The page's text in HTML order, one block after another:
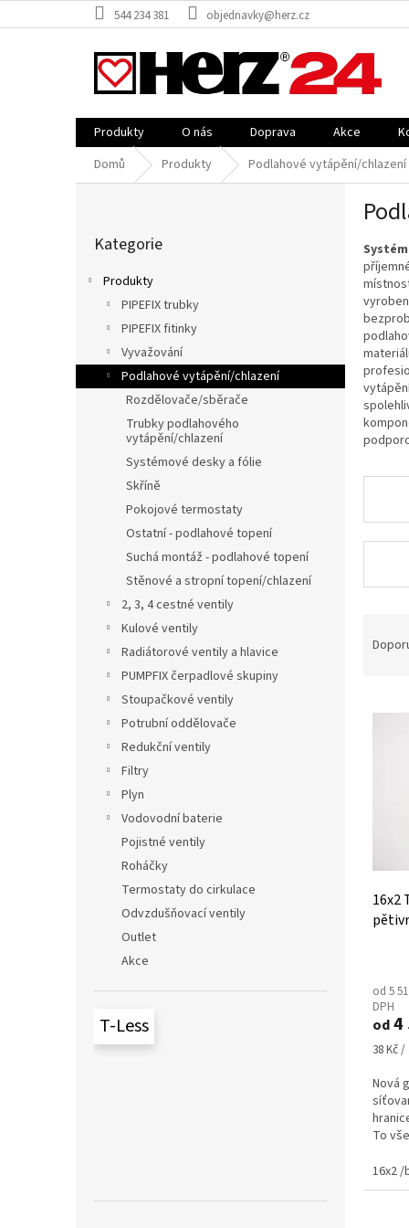
na
544 234 381 objednavky@herz.cz
Produkty O nás Doprava Akce
Domů
Produkty Podlahové vytápění/chlazení
a
kategorie
Kategorie
Produkty
PIPEFIX trubky
PIPEFIX fitinky
Vyvažování
Podlahové vytápění/chlazení
Rozdělovače/sběrače
Trubky podlahového
vytápění/chlazení
Systémové desky a fólie
Skříně
Pokojové termostaty
Ostatní - podlahové topení
Suchá montáž - podlahové topení
Stěnové a stropní topení/chlazení
2, 3, 4 cestné ventily
Kulové ventily
Radiátorové ventily a hlavice
PUMPFIX čerpadlové skupiny
Stoupačkové ventily
Potrubní oddělovače
Redukční ventily
Filtry
Plyn
Vodovodní baterie
Pojistné ventily
Roháčky
Termostaty do cirkulace
Odvzdušňovací ventily
Outlet
Akce
T-Less
16x2
od 5
DPH
od4
Měrná
38 Kč /
Nová
To
16x2 /